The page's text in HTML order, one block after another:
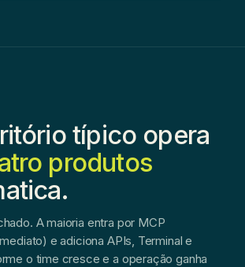
típico opera
produtos
A maioria entra por MCP
e adiciona APIs, Terminal e
o time cresce e a operação ganha